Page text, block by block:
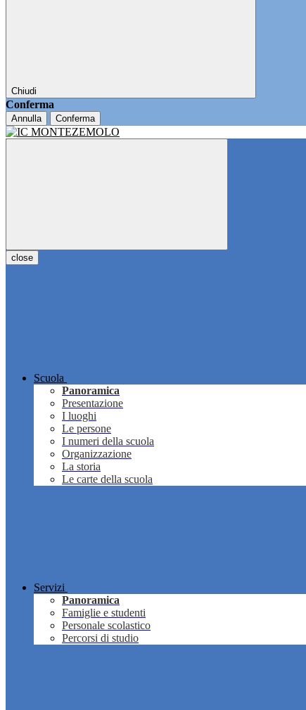
Chiudi
Conferma
Annulla Conferma
close
Scuola
Panoramica
Presentazione
I luoghi
Le persone
I numeri della scuola
Organizzazione
La storia
Le carte della scuola
Servizi
Panoramica
Famiglie e studenti
Personale scolastico
Percorsi di studio